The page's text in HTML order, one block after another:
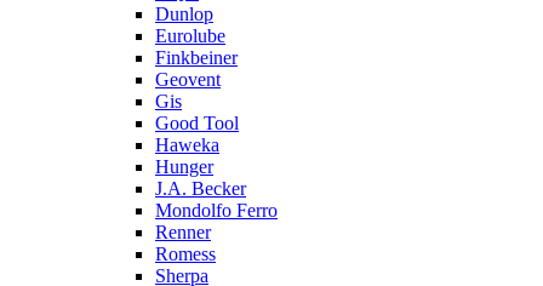
Dunlop
Eurolube
Finkbeiner
Geovent
Gis
Good Tool
Haweka
Hunger
J.A. Becker
Mondolfo Ferro
Renner
Romess
Sherpa